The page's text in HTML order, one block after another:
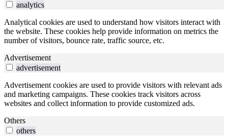
analytics
Analytical cookies are used to understand how visitors interact with
the website. These cookies help provide information on metrics the
number of visitors, bounce rate, traffic source, etc.
Advertisement
advertisement
Advertisement cookies are used to provide visitors with relevant ads
and marketing campaigns. These cookies track visitors across
websites and collect information to provide customized ads.
Others
others